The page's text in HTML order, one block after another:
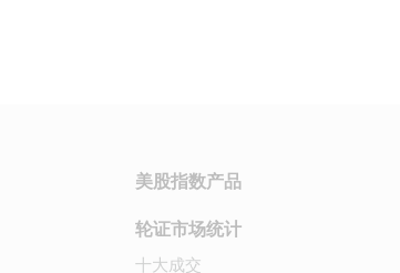
美股指数产品
轮证市场统计
十大成交